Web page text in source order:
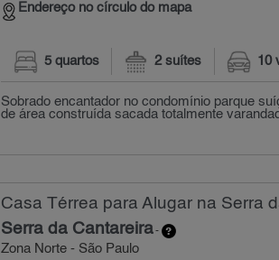
Endereço no círculo do mapa
5 quartos 2 suítes 10
Sobrado encantador no condomínio parque
de área construída sacada totalmente
Casa Térrea para Alugar na Serra
Serra da Cantareira-
Zona Norte - São Paulo